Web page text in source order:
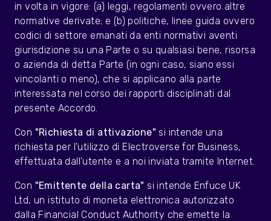
in volta in vigore: (a) leggi, regolamenti ovvero altre
normative derivate; e (b) politiche, linee guida ovvero
codici di settore emanati da enti normativi aventi
giurisdizione su una Parte o su qualsiasi bene, risorsa
o azienda di detta Parte (in ogni caso, siano essi
vincolanti o meno), che si applicano alla parte
interessata nel corso dei rapporti disciplinati dal
presente Accordo.
Con "Richiesta di attivazione" si intende una
richiesta per l'utilizzo di Electroverse for Business,
effettuata dall'utente e a noi inviata tramite Internet.
Con "Emittente della carta" si intende Enfuce UK
Ltd, un istituto di moneta elettronica autorizzato
dalla Financial Conduct Authority che emette la